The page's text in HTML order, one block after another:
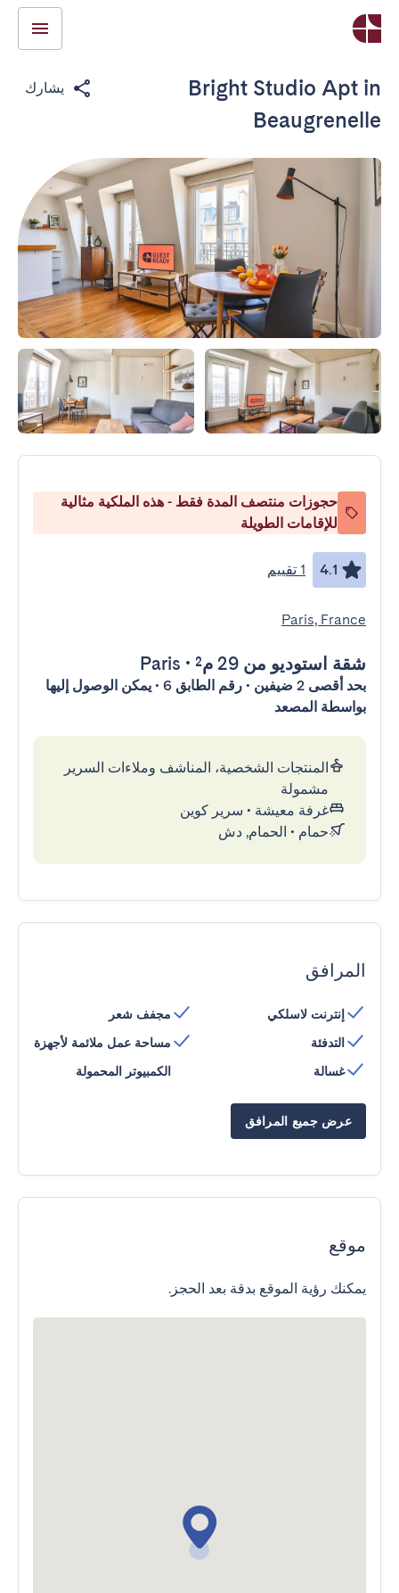
Bright Studio Apt in
Beaugrenelle
يشارك
حجوزات منتصف المدة فقط - هذه الملكية مثالية
للإقامات الطويلة
4.1 1 تقييم
Paris, France
شقة استوديو من 29 م² •
Paris
بحد أقصى 2 ضيفين • رقم الطابق 6 • يمكن الوصول إليها
بواسطة المصعد
المنتجات الشخصية، المناشف وملاءات السرير
مشمولة
غرفة معيشة • سرير كوين
حمام • الحمام, دش
المرافق
إنترنت لاسلكي
التدفئة
غسالة
مجفف شعر
مساحة عمل ملائمة لأجهزة
الكمبيوتر المحمولة
عرض جميع المرافق
موقع
يمكنك رؤية الموقع بدقة بعد الحجز.